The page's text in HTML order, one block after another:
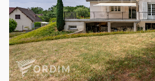
accueillante propose un double
Premier accès par portail
garage du sous-sol.
Deuxième accès par second
à l'entrée de plain-pied.